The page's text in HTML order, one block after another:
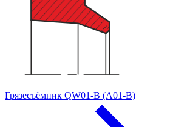
Грязесъёмник QW01-B (A01-B)